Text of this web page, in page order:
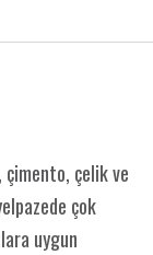
çelik ve
çok
uygun